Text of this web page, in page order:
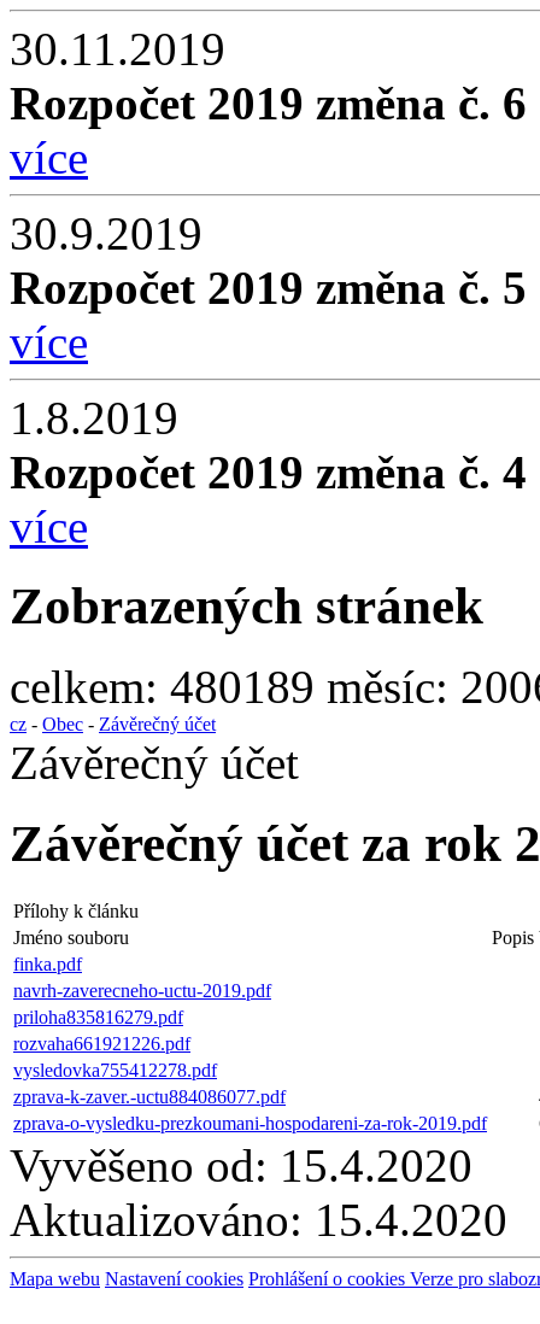
30.11.2019
Rozpočet 2019 změna č. 6
více
30.9.2019
Rozpočet 2019 změna č. 5
více
1.8.2019
Rozpočet 2019 změna č. 4
více
Zobrazených stránek
celkem: 480189 měsíc:
cz - Obec - Závěrečný účet
Závěrečný účet
Závěrečný účet za rok
Přílohy k článku
Jméno souboru
Popis
finka.pdf
navrh-zaverecneho-uctu-2019.pdf
priloha835816279.pdf
rozvaha661921226.pdf
vysledovka755412278.pdf
zprava-k-zaver.-uctu884086077.pdf
zprava-o-vysledku-prezkoumani-hospodareni-za-rok-2019.pdf
Vyvěšeno od: 15.4.2020
Aktualizováno: 15.4.2020
Mapa webu Nastavení cookies Prohlášení o cookies Verze pro